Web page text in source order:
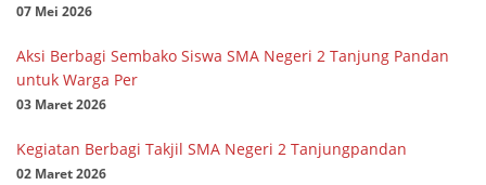
07 Mei 2026
Aksi Berbagi Sembako Siswa SMA Negeri 2 Tanjung Pandan
untuk Warga Per
03 Maret 2026
Kegiatan Berbagi Takjil SMA Negeri 2 Tanjungpandan
02 Maret 2026